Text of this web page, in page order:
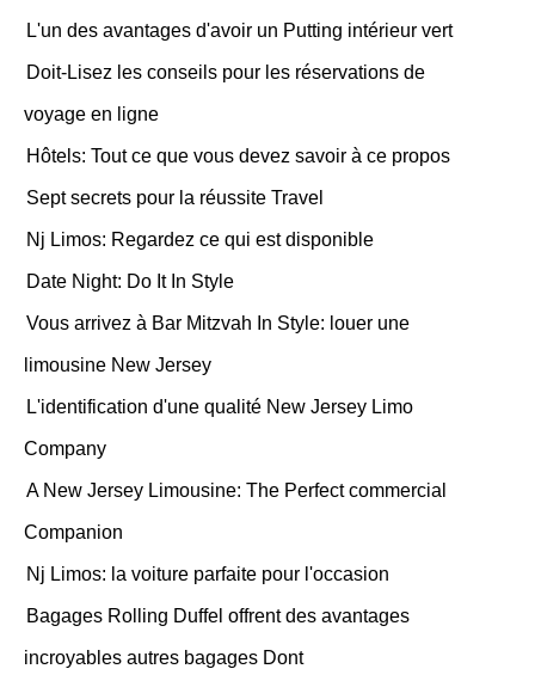
L'un des avantages d'avoir un Putting intérieur vert
Doit-Lisez les conseils pour les réservations de
voyage en ligne
Hôtels: Tout ce que vous devez savoir à ce propos
Sept secrets pour la réussite Travel
Nj Limos: Regardez ce qui est disponible
Date Night: Do It In Style
Vous arrivez à Bar Mitzvah In Style: louer une
limousine New Jersey
L'identification d'une qualité New Jersey Limo
Company
A New Jersey Limousine: The Perfect commercial
Companion
Nj Limos: la voiture parfaite pour l'occasion
Bagages Rolling Duffel offrent des avantages
incroyables autres bagages Dont